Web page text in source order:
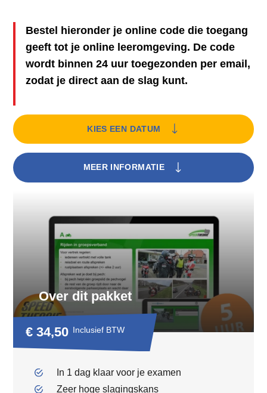
Bestel hieronder je online code die toegang
geeft tot je online leeromgeving. De code
wordt binnen 24 uur toegezonden per email,
zodat je direct aan de slag kunt.
KIES EEN DATUM
MEER INFORMATIE
Over dit pakket
€ 34,50 Inclusief BTW
In 1 dag klaar voor je examen
Zeer hoge slagingskans